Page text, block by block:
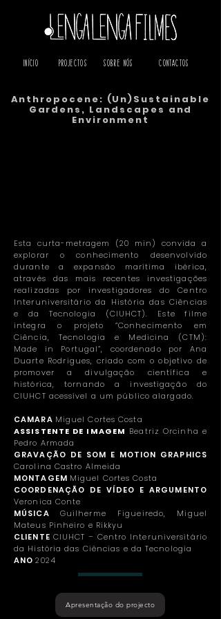
Início Projectos Sobre Nós Contactos
Anthropocene: (Un)Sustainable
Gardens, Landscapes and
Environment
Esta curta-metragem (20 min) convida a
explorar o conhecimento desenvolvido
durante a expansão marítima ibérica,
através das mais recentes investigações
realizadas por investigadores do Centro
Interuniversitário da História das Ciências
e da Tecnologia (CIUHCT). Este filme
integra o projeto “Conhecimento em
Ciência, Tecnologia e Medicina (CTM):
Made in Portugal”, coordenado por Ana
Duarte Rodrigues, criado com o objetivo de
promover a divulgação científica e
histórica, tornando a investigação do
CIUHCT acessível a um público alargado.
CAMARA Miguel Cortes Costa
ASSISTENTE DE IMAGEM Beatriz Orcinha e
Pedro Armada
GRAVAÇÃO DE SOM E MOTION GRAPHICS
Carolina Castro Almeida
MONTAGEM Miguel Cortes Costa
COORDENAÇÃO DE VÍDEO E ARGUMENTO
Veronica Conte
MÚSICA Guilherme Figueiredo, Miguel
Mateus Pinheiro e Rikkyu
CLIENTE CIUHCT – Centro Interuniversitário
da História das Ciências e da Tecnologia
ANO2024
Apresentação do projecto